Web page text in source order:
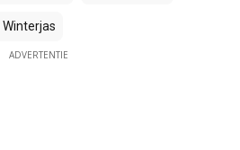
Winterjas
ADVERTENTIE